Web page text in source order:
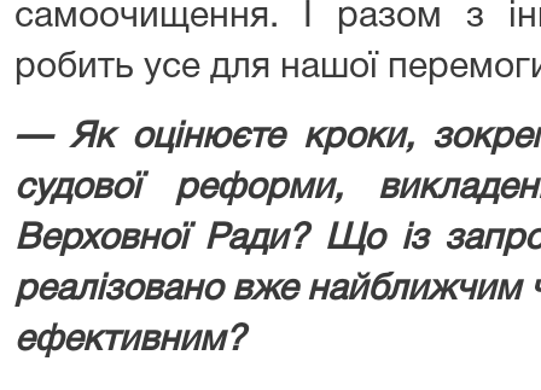
самоочищення. І разом з
робить усе для нашої
— Як оцінюєте кроки,
судової реформи,
Верховної Ради? Що із
реалізовано вже найближчим
ефективним?